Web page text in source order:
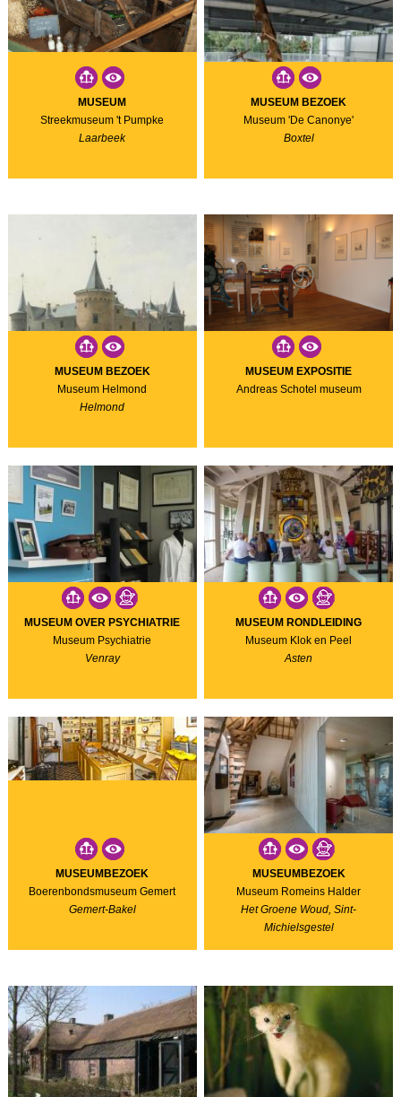
MUSEUM
Streekmuseum 't Pumpke
Laarbeek
MUSEUM BEZOEK
Museum 'De Canonye'
Boxtel
MUSEUM BEZOEK
Museum Helmond
Helmond
MUSEUM EXPOSITIE
Andreas Schotel museum
MUSEUM OVER PSYCHIATRIE
Museum Psychiatrie
Venray
MUSEUM RONDLEIDING
Museum Klok en Peel
Asten
MUSEUMBEZOEK
Boerenbondsmuseum Gemert
Gemert-Bakel
MUSEUMBEZOEK
Museum Romeins Halder
Het Groene Woud, Sint-
Michielsgestel